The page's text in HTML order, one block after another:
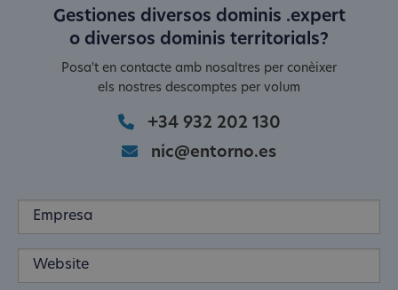
Gestiones diversos dominis .expert
o diversos dominis territorials?
Posa't en contacte amb nosaltres per conèixer
els nostres descomptes per volum
+34 932 202 130
nic@entorno.es